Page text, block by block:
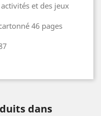
et des jeux
46 pages
dans